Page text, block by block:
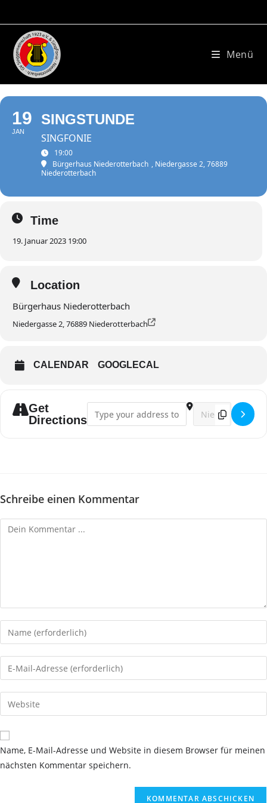
Inhalt
springen
Menü
19
JAN
SINGSTUNDE
SINGFONIE
19:00
Bürgerhaus Niederotterbach , Niedergasse 2, 76889
Niederotterbach
Time
19. Januar 2023 19:00
Location
Bürgerhaus Niederotterbach
Niedergasse 2, 76889 Niederotterbach
CALENDAR GOOGLECAL
Get
Directions
Address - Singstunde [] Destination
Schreibe einen Kommentar
Kommentieren
Gib
deinen
Namen
oder
zum
Kommentieren
ein
Gib
deine
E-
Mail-
zum
Kommentieren
ein
Gib
deine
Website-
URL
Name, E-Mail-Adresse und Website in diesem Browser für meinen
nächsten Kommentar speichern.